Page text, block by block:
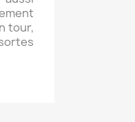
tour,